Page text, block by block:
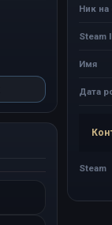
Ник на
Steam
Имя
Дата
Steam